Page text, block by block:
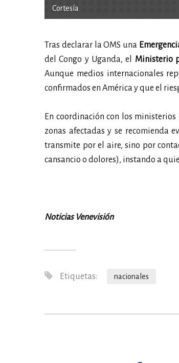
Cortesía
Tras declarar la OMS una
del Congo y Uganda, el Ministerio
Aunque medios internacionales
confirmados en América y que el
En coordinación con los
zonas afectadas y se recomienda
transmite por el aire, sino por
cansancio o dolores), instando a
Noticias Venevisión
Etiquetas: nacionales